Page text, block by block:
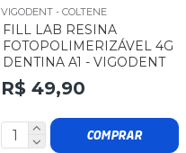
VIGODENT - COLTENE
FILL LAB RESINA
FOTOPOLIMERIZÁVEL 4G
DENTINA A1 - VIGODENT
R$ 49,90
COMPRAR